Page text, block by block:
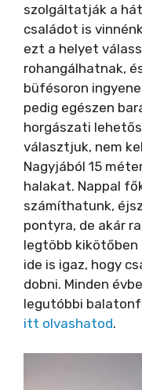
szolgáltatják a
családot is
ezt a helyet
rohangálhatnak,
büfésoron
pedig egészen
horgászati
választjuk, nem
Nagyjából 15
halakat. Nappal
számíthatunk,
pontyra, de akár
legtöbb kikötőben
ide is igaz, hogy
dobni. Minden
legutóbbi
itt olvashatod.